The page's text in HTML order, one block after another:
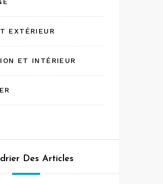
EXTÉRIEUR
ET INTÉRIEUR
Des Articles